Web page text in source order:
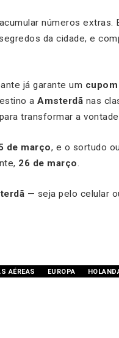
números extras.
da cidade, e
já garante um
a Amsterdã nas
transformar a
de março, e o sortudo
26 de março.
— seja pelo celular
AÉREAS EUROPA